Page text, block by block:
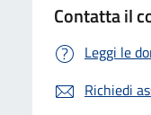
Contatta il
Leggi le
Richiedi